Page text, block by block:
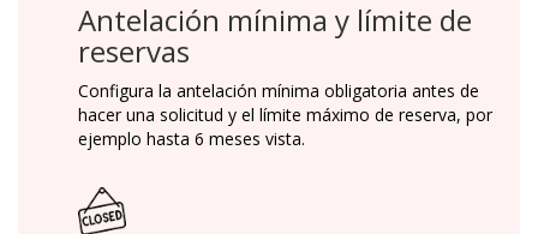
Antelación mínima y límite de
reservas
Configura la antelación mínima obligatoria antes de
hacer una solicitud y el límite máximo de reserva, por
ejemplo hasta 6 meses vista.